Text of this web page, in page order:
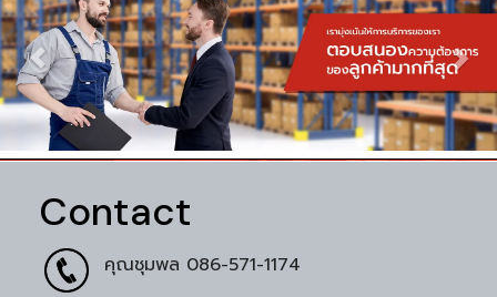
Contact
คุณชุมพล 086-571-1174